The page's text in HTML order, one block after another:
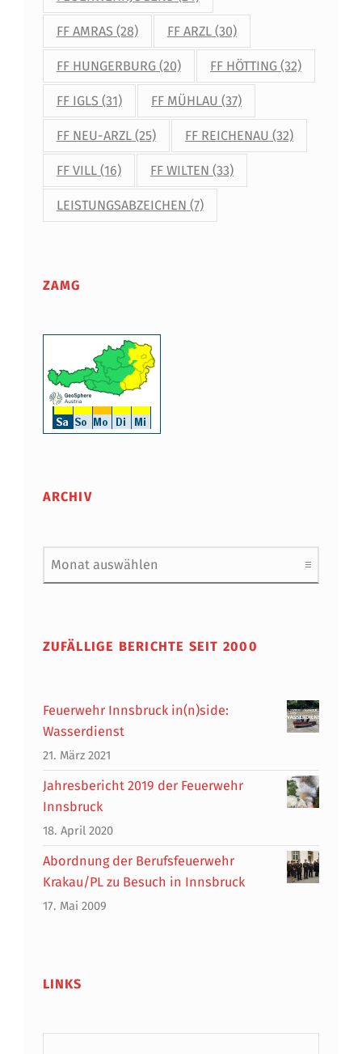
FF AMRAS (28) FF ARZL (30)
FF HUNGERBURG(20) FF HÖTTING (32)
FF IGLS (31) FF MÜHLAU (37)
FF NEU-ARZL(25) FF REICHENAU (32)
FF VILL(16) FF WILTEN (33)
LEISTUNGSABZEICHEN (7)
ZAMG
ARCHIV
Archiv
ZUFÄLLIGE BERICHTE SEIT 2000
Feuerwehr Innsbruck in(n)side:
Wasserdienst
21. März 2021
Jahresbericht 2019 der Feuerwehr
Innsbruck
18. April 2020
Abordnung der Berufsfeuerwehr
Krakau/PL zu Besuch in Innsbruck
17. Mai 2009
LINKS